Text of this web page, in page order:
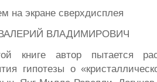
на экране сверхдисплея
ВЛАДИМИРОВИЧ
книге автор пытается
гипотезы о